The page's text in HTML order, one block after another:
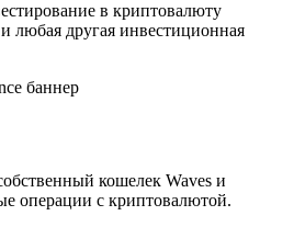
в криптовалюту
любая другая инвестиционная
кошелек Waves и
операции с криптовалютой.